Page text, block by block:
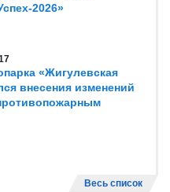
2026»
«Жигулевская
внесения изменений
Весь список